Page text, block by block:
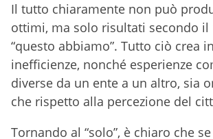
Il tutto chiaramente non può
ottimi, ma solo risultati secondo il
“questo abbiamo”. Tutto ciò crea
inefficienze, nonché esperienze
diverse da un ente a un altro, sia
che rispetto alla percezione del
Tornando al “solo”, è chiaro che